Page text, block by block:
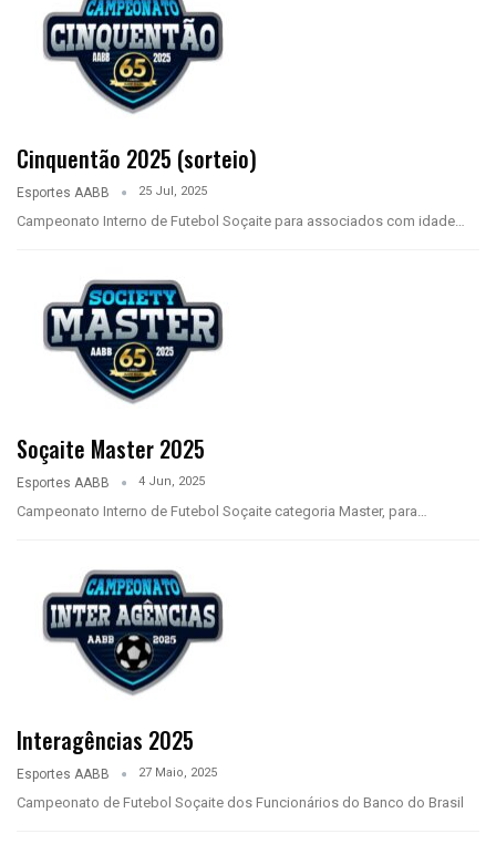
Cinquentão 2025 (sorteio)
Esportes AABB 25 Jul, 2025
Campeonato Interno de Futebol Soçaite para associados com idade…
Soçaite Master 2025
Esportes AABB 4 Jun, 2025
Campeonato Interno de Futebol Soçaite categoria Master, para…
Interagências 2025
Esportes AABB 27 Maio, 2025
Campeonato de Futebol Soçaite dos Funcionários do Banco do Brasil